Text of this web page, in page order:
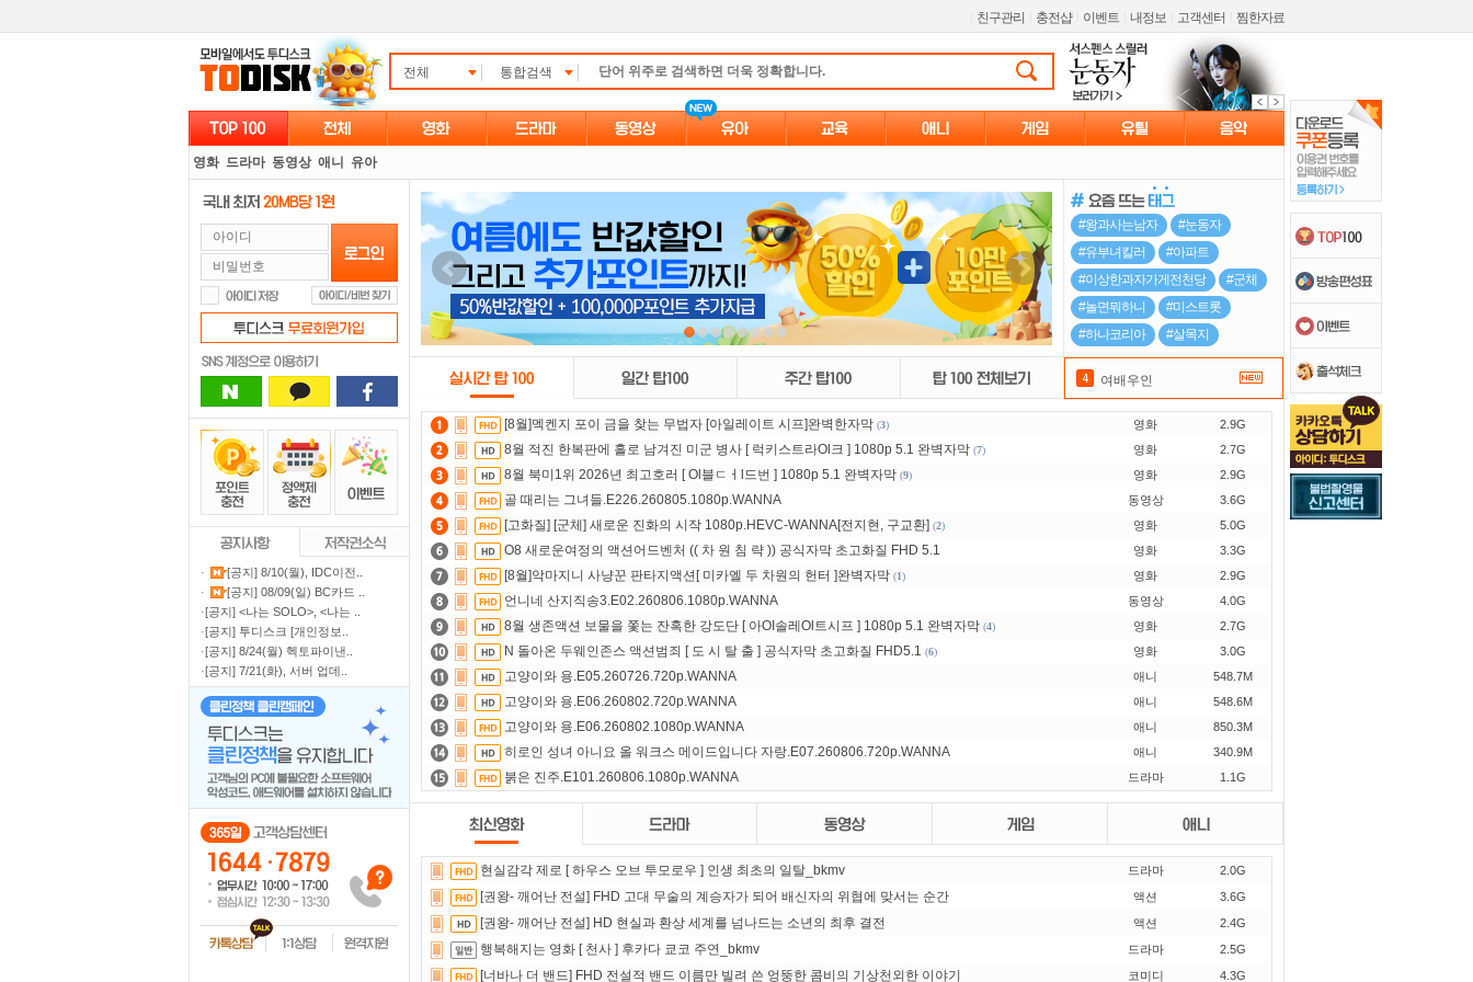
친구관리 충전샵 이벤트 내정보 고객센터 찜한자료
전체 통합검색
영화 드라마 동영상 애니 유아
·
[공지] 8/10(월), IDC이전..
·
[공지] 08/09(일) BC카드 ..
·[공지] <나는 SOLO>, <나는 ..
·[공지] 투디스크 [개인정보..
·[공지] 8/24(월) 헥토파이낸..
·[공지] 7/21(화), 서버 업데..
여배우인
여배우인데
합숙 맞선
짐쌀라비움
svu시즌26
괴기열차
우주떡집
하나코리아
전천당
[8월]멕켄지 포이 금을 찾는 무법자 [아일레이트 시프]완벽한자막 (3) 영화 2.9G
8월 적진 한복판에 홀로 남겨진 미군 병사 [ 럭키스트라Ol크 ] 1080p 5.1 완벽자막 (7) 영화 2.7G
8월 북미1위 2026년 최고호러 [ Ol블ㄷㅓl드번 ] 1080p 5.1 완벽자막 (9) 영화 2.9G
골 때리는 그녀들.E226.260805.1080p.WANNA 동영상 3.6G
[고화질] [군체] 새로운 진화의 시작 1080p.HEVC-WANNA[전지현, 구교환] (2) 영화 5.0G
O8 새로운여정의 액션어드벤처 (( 차 원 침 략 )) 공식자막 초고화질 FHD 5.1 영화 3.3G
[8월]악마지니 사냥꾼 판타지액션[ 미카엘 두 차원의 헌터 ]완벽자막 (1) 영화 2.9G
언니네 산지직송3.E02.260806.1080p.WANNA 동영상 4.0G
8월 생존액션 보물을 쫓는 잔혹한 강도단 [ 아OI솔레Ol트시프 ] 1080p 5.1 완벽자막 (4) 영화 2.7G
N 돌아온 두웨인존스 액션범죄 [ 도 시 탈 출 ] 공식자막 초고화질 FHD5.1 (6) 영화 3.0G
고양이와 용.E05.260726.720p.WANNA 애니 548.7M
고양이와 용.E06.260802.720p.WANNA 애니 548.6M
고양이와 용.E06.260802.1080p.WANNA 애니 850.3M
히로인 성녀 아니요 올 워크스 메이드입니다 자랑.E07.260806.720p.WANNA 애니 340.9M
붉은 진주.E101.260806.1080p.WANNA 드라마 1.1G
현실감각 제로 [ 하우스 오브 투모로우 ] 인생 최초의 일탈_bkmv 드라마 2.0G
[권왕- 깨어난 전설] FHD 고대 무술의 계승자가 되어 배신자의 위협에 맞서는 순간 액션 3.6G
[권왕- 깨어난 전설] HD 현실과 환상 세계를 넘나드는 소년의 최후 결전 액션 2.4G
행복해지는 영화 [ 천사 ] 후카다 쿄코 주연_bkmv 드라마 2.5G
[너바나 더 밴드] FHD 전설적 밴드 이름만 빌려 쓴 엉뚱한 콤비의 기상천외한 이야기 코미디 4.3G